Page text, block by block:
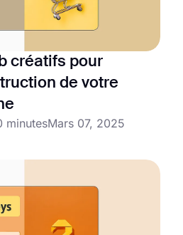
créatifs pour
de votre
minutesMars 07, 2025